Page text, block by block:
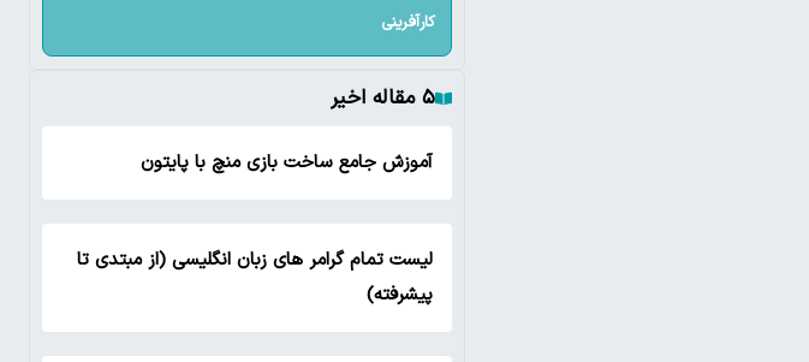
کارآفرینی
۵ مقاله اخیر
آموزش جامع ساخت بازی منچ با پایتون
لیست تمام گرامر های زبان انگلیسی (از مبتدی تا
پیشرفته)